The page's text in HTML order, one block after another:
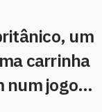
um
carrinha
num jogo…